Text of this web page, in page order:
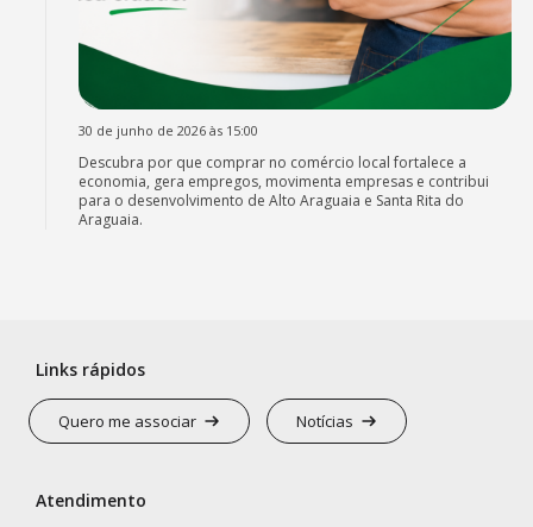
30 de junho de 2026 às 15:00
Descubra por que comprar no comércio local fortalece a
economia, gera empregos, movimenta empresas e contribui
para o desenvolvimento de Alto Araguaia e Santa Rita do
Araguaia.
Links rápidos
Quero me associar Notícias
Atendimento